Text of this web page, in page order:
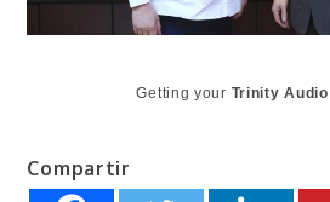
Getting your Trinity Audio
Compartir